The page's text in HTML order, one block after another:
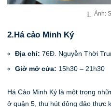
Ảnh:
2.Há cảo Minh Ký
Địa chỉ: 76Đ. Nguyễn Thời
Giờ mở cửa: 15h30 – 21h30
Há Cảo Minh Ký là một trong
ở quận 5, thu hút đông đảo thực